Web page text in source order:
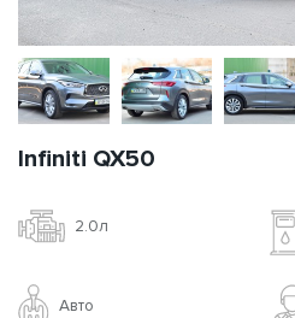
Infiniti QX50
2.0л
Авто